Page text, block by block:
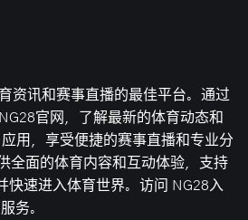
资讯和赛事直播的最佳平台。通过
官网，了解最新的体育动态和
用，享受便捷的赛事直播和专业分
全面的体育内容和互动体验，支持
快速进入体育世界。访问 NG28入
务。